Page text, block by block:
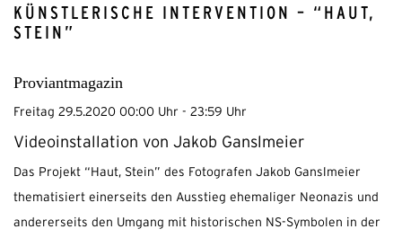
KÜNSTLERISCHE INTERVENTION – “HAUT,
STEIN”
Proviantmagazin
Freitag 29.5.2020 00:00 Uhr - 23:59 Uhr
Videoinstallation von Jakob Ganslmeier
Das Projekt “Haut, Stein” des Fotografen Jakob Ganslmeier
thematisiert einerseits den Ausstieg ehemaliger Neonazis und
andererseits den Umgang mit historischen NS-Symbolen in der